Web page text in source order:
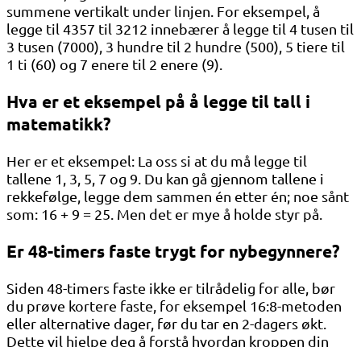
summene vertikalt under linjen. For eksempel, å
legge til 4357 til 3212 innebærer å legge til 4 tusen til
3 tusen (7000), 3 hundre til 2 hundre (500), 5 tiere til
1 ti (60) og 7 enere til 2 enere (9).
Hva er et eksempel på å legge til tall i
matematikk?
Her er et eksempel: La oss si at du må legge til
tallene 1, 3, 5, 7 og 9. Du kan gå gjennom tallene i
rekkefølge, legge dem sammen én etter én; noe sånt
som: 16 + 9 = 25. Men det er mye å holde styr på.
Er 48-timers faste trygt for nybegynnere?
Siden 48-timers faste ikke er tilrådelig for alle, bør
du prøve kortere faste, for eksempel 16:8-metoden
eller alternative dager, før du tar en 2-dagers økt.
Dette vil hjelpe deg å forstå hvordan kroppen din